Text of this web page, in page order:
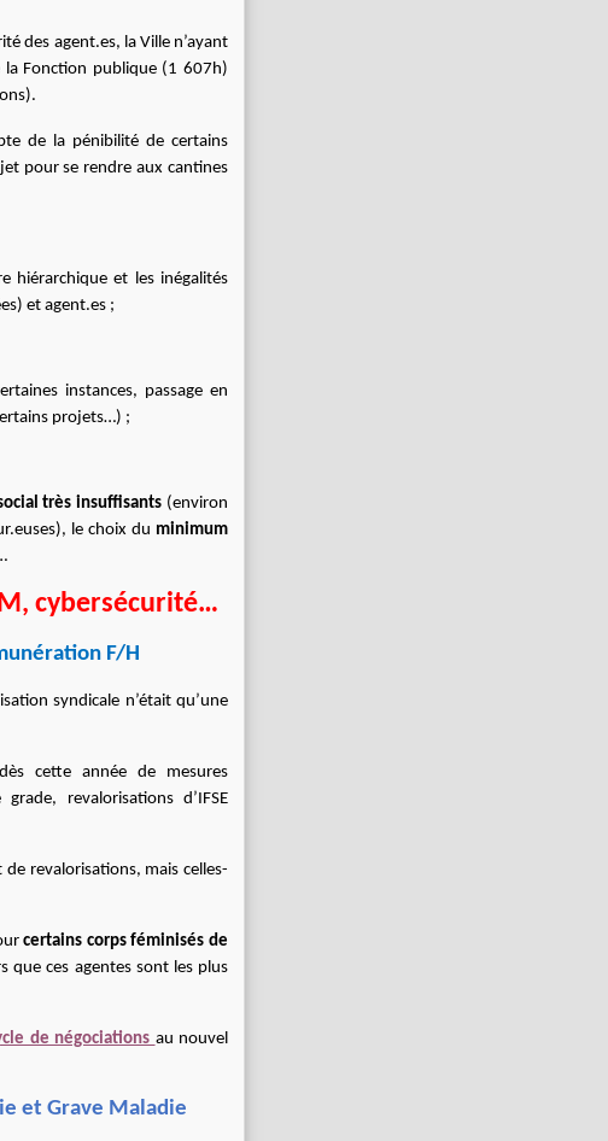
des agent.es, la Ville n’ayant
la Fonction publique (1 607h)
de la pénibilité de certains
pour se rendre aux cantines
hiérarchique et les inégalités
et agent.es ;
instances, passage en
projets…) ;
très insuffisants (environ
le choix du minimum
cybersécurité…
F/H
syndicale n’était qu’une
cette année de mesures
revalorisations d’IFSE
revalorisations, mais celles-
certains corps féminisés de
que ces agentes sont les plus
de négociations au nouvel
et Grave Maladie